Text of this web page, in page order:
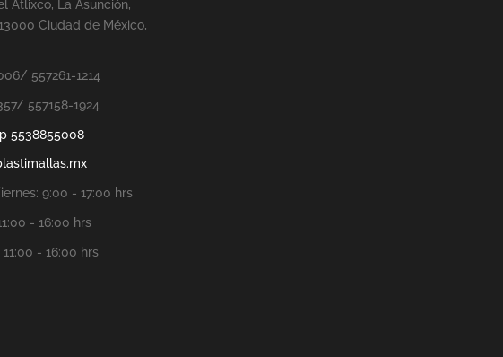
Atlixco, La Asunción,
Ciudad de México,
557261-1214
557158-1924
5538855008
9:00 - 17:00 hrs
- 16:00 hrs
- 16:00 hrs